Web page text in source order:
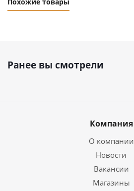
Ранее вы смотрели
Компания
О компании
Новости
Вакансии
Магазины